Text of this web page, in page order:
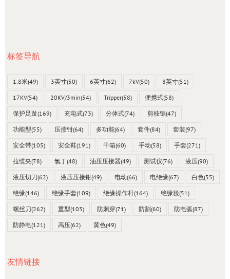
标签导航
1.8米(49) 3英寸(50) 6英寸(62) 7kV(50) 8英寸(51)
17KV(54) 20KV/3min(54) Tripper(58) 便携式(58)
保护足趾(169) 充电式(73) 分体式(74) 剪枝锯(47)
功能型(55) 压接钳(64) 多功能(64) 套件(84) 套装(97)
安全带(105) 安全鞋(191) 干箱(60) 手动(58) 手套(271)
拉缆夹(78) 氯丁(48) 油压压接器(49) 测试仪(76) 液压(90)
液压切刀(62) 液压压接钳(49) 电动(66) 电绝缘(67) 白色(55)
绝缘(146) 绝缘手套(109) 绝缘操作杆(164) 绝缘毯(51)
螺丝刀(262) 重型(103) 防刺穿(71) 防割(60) 防电弧(87)
防静电(121) 高压(62) 黄色(49)
友情链接